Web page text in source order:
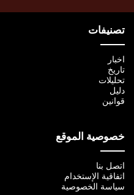
تصنيفات
اخبار
تاريخ
تحليلات
دليل
قوانين
خصوصية الموقع
اتصل بنا
اتفاقية الإستخدام
سياسة الخصوصية